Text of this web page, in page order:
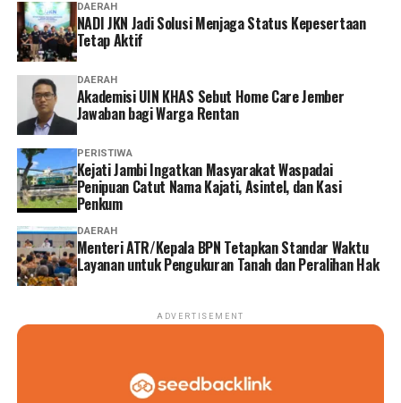
DAERAH
NADI JKN Jadi Solusi Menjaga Status Kepesertaan
Tetap Aktif
DAERAH
Akademisi UIN KHAS Sebut Home Care Jember
Jawaban bagi Warga Rentan
PERISTIWA
‎Kejati Jambi Ingatkan Masyarakat Waspadai
Penipuan Catut Nama Kajati, Asintel, dan Kasi
Penkum
DAERAH
Menteri ATR/Kepala BPN Tetapkan Standar Waktu
Layanan untuk Pengukuran Tanah dan Peralihan Hak
ADVERTISEMENT